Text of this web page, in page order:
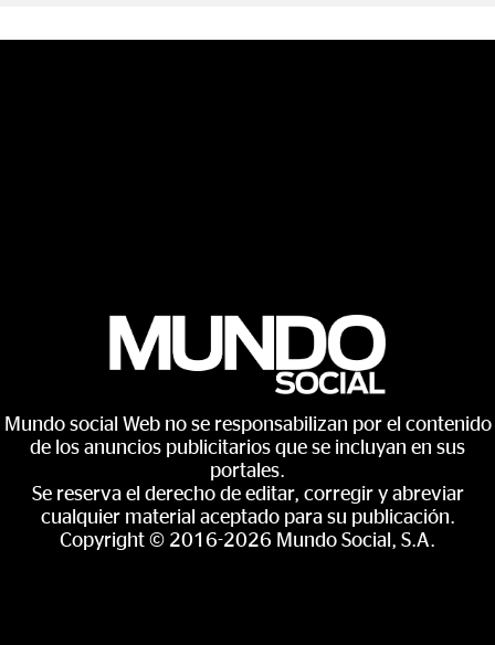
Mundo social Web no se responsabilizan por el contenido
de los anuncios publicitarios que se incluyan en sus
portales.
Se reserva el derecho de editar, corregir y abreviar
cualquier material aceptado para su publicación.
Copyright © 2016-2026 Mundo Social, S.A.